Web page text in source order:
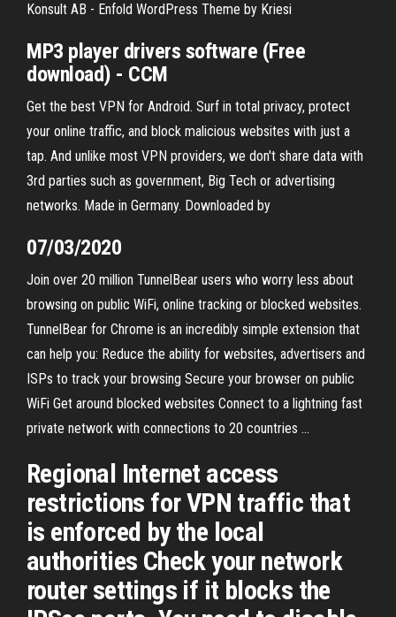
Konsult AB - Enfold WordPress Theme by Kriesi
MP3 player drivers software (Free
download) - CCM
Get the best VPN for Android. Surf in total privacy, protect
your online traffic, and block malicious websites with just a
tap. And unlike most VPN providers, we don't share data with
3rd parties such as government, Big Tech or advertising
networks. Made in Germany. Downloaded by
07/03/2020
Join over 20 million TunnelBear users who worry less about
browsing on public WiFi, online tracking or blocked websites.
TunnelBear for Chrome is an incredibly simple extension that
can help you: Reduce the ability for websites, advertisers and
ISPs to track your browsing Secure your browser on public
WiFi Get around blocked websites Connect to a lightning fast
private network with connections to 20 countries …
Regional Internet access
restrictions for VPN traffic that
is enforced by the local
authorities Check your network
router settings if it blocks the